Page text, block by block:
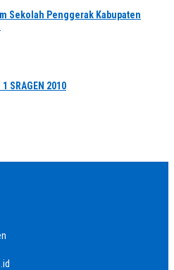
Sekolah Penggerak Kabupaten
1 SRAGEN 2010